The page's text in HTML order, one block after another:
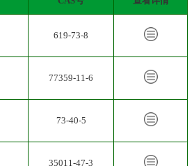
619-73-8
77359-11-6
73-40-5
35011-47-3